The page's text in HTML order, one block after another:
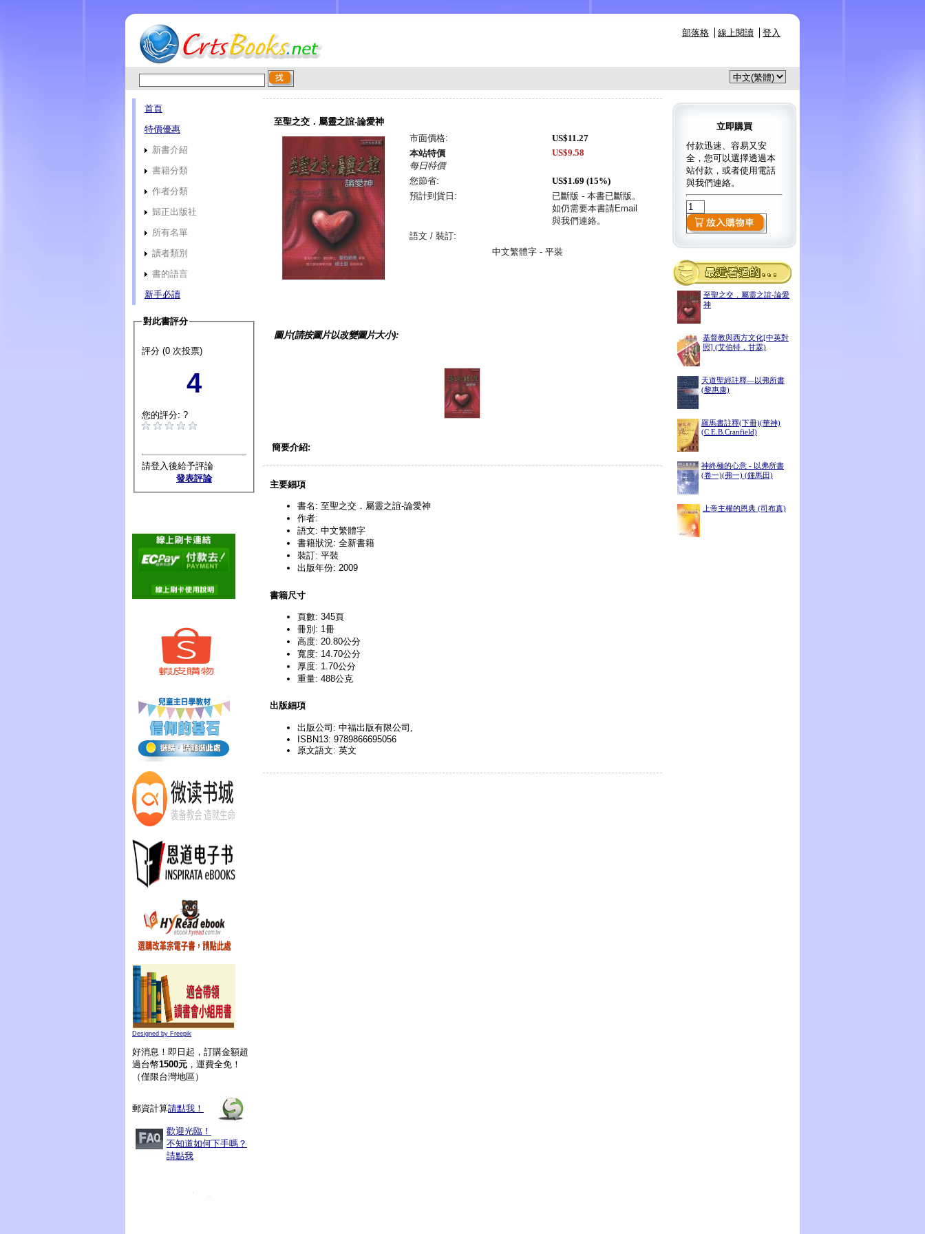
部落格 線上閱讀 登入
首頁
特價優惠
新書介紹
書籍分類
作者分類
歸正出版社
所有名單
讀者類別
書的語言
新手必讀
對此書評分
評分 (0 次投票)
4
您的評分: ?
請登入後給予評論
發表評論
Designed by Freepik
好消息！即日起，訂購金額超
過台幣1500元 ，運費全免！
（僅限台灣地區）
郵資計算請點我！
歡迎光臨！
不知道如何下手嗎？
請點我
立即購買
付款迅速、容易又安
全，您可以選擇透過本
站付款，或者使用電話
與我們連絡。
至聖之交．屬靈之誼-論愛
神
基督教與西方文化[中英對
照] (艾伯特．甘霖)
天道聖經註釋—以弗所書
(黎惠康)
羅馬書註釋(下冊)(華神)
(C.E.B.Cranfield)
神終極的心意 - 以弗所書
(卷一)(弗一) (鍾馬田)
上帝主權的恩典 (司布真)
至聖之交．屬靈之誼-論愛神
市面價格:
US$11.27
本站特價
每日特價
US$9.58
您節省:
US$1.69 (15%)
預計到貨日:
已斷版 - 本書已斷版。
如仍需要本書請Email
與我們連絡。
語文 / 裝訂:
中文繁體字 - 平裝
圖片(請按圖片以改變圖片大小):
簡要介紹:
主要細項
書名: 至聖之交．屬靈之誼-論愛神
作者:
語文: 中文繁體字
書籍狀況: 全新書籍
裝訂: 平裝
出版年份: 2009
書籍尺寸
頁數: 345頁
冊別: 1冊
高度: 20.80公分
寬度: 14.70公分
厚度: 1.70公分
重量: 488公克
出版細項
出版公司: 中福出版有限公司,
ISBN13: 9789866695056
原文語文: 英文